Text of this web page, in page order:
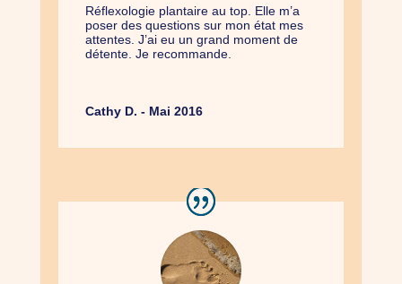
Réflexologie plantaire au top. Elle m’a
poser des questions sur mon état mes
attentes. J’ai eu un grand moment de
détente. Je recommande.
Cathy D. - Mai 2016